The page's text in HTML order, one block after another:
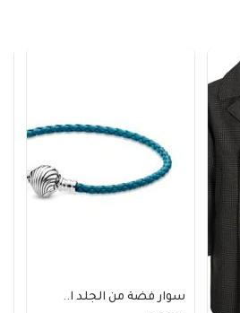
سوار فضة من الجلد ا..